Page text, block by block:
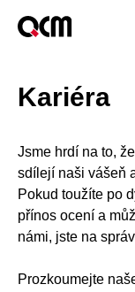
Kariéra
Jsme hrdí na to,
sdílejí naši vášeň
Pokud toužíte po
přínos ocení a
námi, jste na
Prozkoumejte